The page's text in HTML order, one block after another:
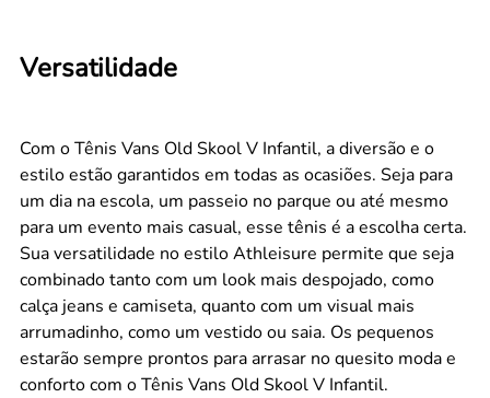
Versatilidade
Com o Tênis Vans Old Skool V Infantil, a diversão e o
estilo estão garantidos em todas as ocasiões. Seja para
um dia na escola, um passeio no parque ou até mesmo
para um evento mais casual, esse tênis é a escolha certa.
Sua versatilidade no estilo Athleisure permite que seja
combinado tanto com um look mais despojado, como
calça jeans e camiseta, quanto com um visual mais
arrumadinho, como um vestido ou saia. Os pequenos
estarão sempre prontos para arrasar no quesito moda e
conforto com o Tênis Vans Old Skool V Infantil.